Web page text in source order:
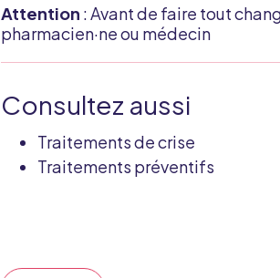
Attention : Avant de faire tout
pharmacien·ne ou médecin
Consultez aussi
Traitements de crise
Traitements préventifs